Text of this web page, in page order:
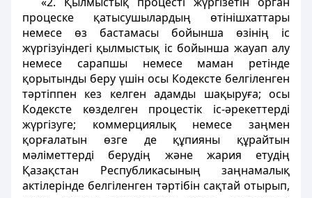
процеске қатысушылардың өтінішхаттары
немесе өз бастамасы бойынша өзінің іс
жүргізуіндегі қылмыстық іс бойынша жауап алу
немесе сарапшы немесе маман ретінде
қорытынды беру үшін осы Кодексте белгіленген
тәртіппен кез келген адамды шақыруға; осы
Кодексте көзделген процестік іс-әрекеттерді
жүргізуге; коммерциялық немесе заңмен
қорғалатын өзге де құпияны құрайтын
мәліметтерді берудің және жария етудің
Қазақстан Республикасының заңнамалық
актілерінде белгіленген тәртібін сақтай отырып,